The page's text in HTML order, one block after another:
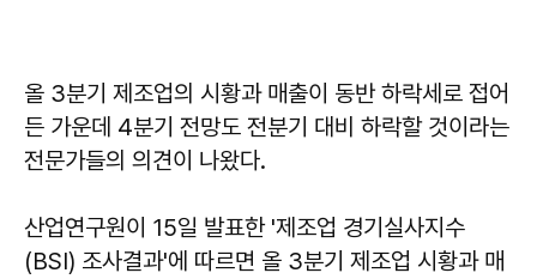
올 3분기 제조업의 시황과 매출이 동반 하락세로 접어
든 가운데 4분기 전망도 전분기 대비 하락할 것이라는
전문가들의 의견이 나왔다.
산업연구원이 15일 발표한 '제조업 경기실사지수
(BSI) 조사결과'에 따르면 올 3분기 제조업 시황과 매